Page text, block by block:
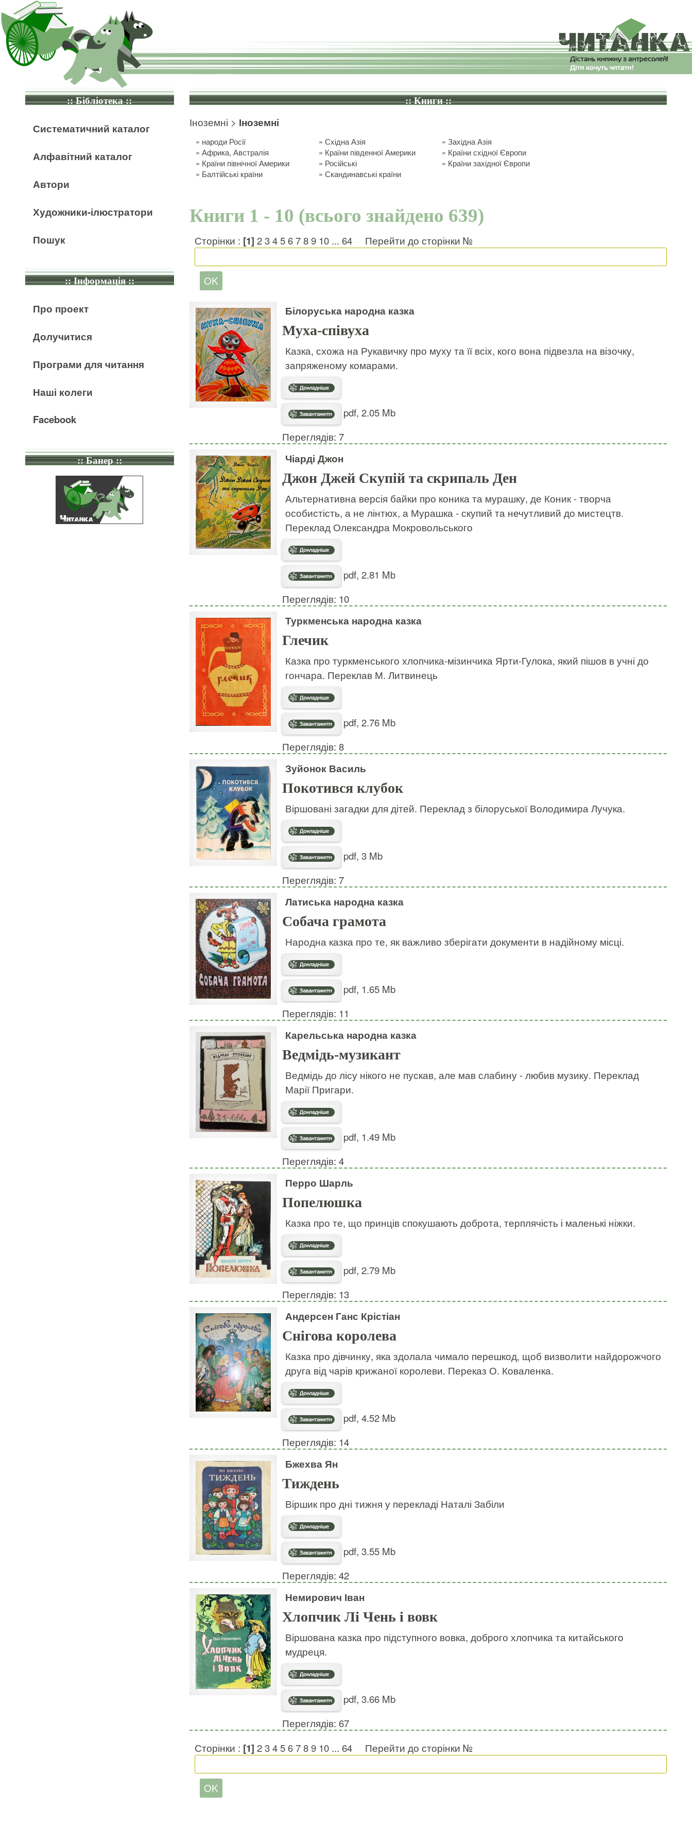
:: Бібліотека ::
Систематичний каталог
Алфавітний каталог
Автори
Художники-ілюстратори
Пошук
:: Інформація ::
Про проект
Долучитися
Програми для читання
Наші колеги
Facebook
:: Банер ::
:: Книги ::
Іноземні > Іноземні
» народи Росії »Східна Азія »Західна Азія
»Африка, Австралія » Країни південної Америки » Країни східної Європи
» Країни північної Америки » Російські » Країни західної Європи
» Балтійські країни »Скандинавські країни
Книги 1 - 10 (всього знайдено 639)
Сторінки : [1] 2 3 4 5 6 7 8 9 10... 64 Перейти до сторінки №
Білоруська народна казка
Муха-співуха
Казка, схожа на Рукавичку про муху та її всіх, кого вона підвезла на візочку,
запряженому комарами.
pdf, 2.05 Mb
Переглядів: 7
Чіарді Джон
Джон Джей Скупій та скрипаль Ден
Альтернативна версія байки про коника та мурашку, де Коник - творча
особистість, а не лінтюх, а Мурашка - скупий та нечутливий до мистецтв.
Переклад Олександра Мокровольського
pdf, 2.81 Mb
Переглядів: 10
Туркменська народна казка
Глечик
Казка про туркменського хлопчика-мізинчика Ярти-Гулока, який пішов в учні до
гончара. Переклав М. Литвинець
pdf, 2.76 Mb
Переглядів: 8
Зуйонок Василь
Покотився клубок
Віршовані загадки для дітей. Переклад з білоруської Володимира Лучука.
pdf, 3 Mb
Переглядів: 7
Латиська народна казка
Собача грамота
Народна казка про те, як важливо зберігати документи в надійному місці.
pdf, 1.65 Mb
Переглядів: 11
Карельська народна казка
Ведмідь-музикант
Ведмідь до лісу нікого не пускав, але мав слабину - любив музику. Переклад
Марії Пригари.
pdf, 1.49 Mb
Переглядів: 4
Перро Шарль
Попелюшка
Казка про те, що принців спокушають доброта, терплячість і маленькі ніжки.
pdf, 2.79 Mb
Переглядів: 13
Андерсен Ганс Крістіан
Снігова королева
Казка про дівчинку, яка здолала чимало перешкод, щоб визволити найдорожчого
друга від чарів крижаної королеви. Переказ О. Коваленка.
pdf, 4.52 Mb
Переглядів: 14
Бжехва Ян
Тиждень
Віршик про дні тижня у перекладі Наталі Забіли
pdf, 3.55 Mb
Переглядів: 42
Немирович Іван
Хлопчик Лі Чень і вовк
Віршована казка про підступного вовка, доброго хлопчика та китайського
мудреця.
pdf, 3.66 Mb
Переглядів: 67
Сторінки : [1] 2 3 4 5 6 7 8 9 10... 64 Перейти до сторінки №